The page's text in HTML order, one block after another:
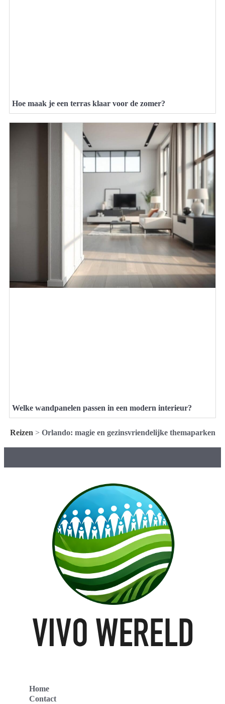
Hoe maak je een terras klaar voor de zomer?
Welke wandpanelen passen in een modern interieur?
Reizen > Orlando: magie en gezinsvriendelijke themaparken
Home
Contact